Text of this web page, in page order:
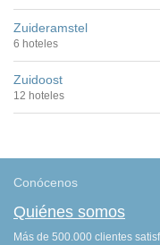
Zuideramstel
6 hoteles
Zuidoost
12 hoteles
Conócenos
Quiénes somos
Más de 500.000 clientes